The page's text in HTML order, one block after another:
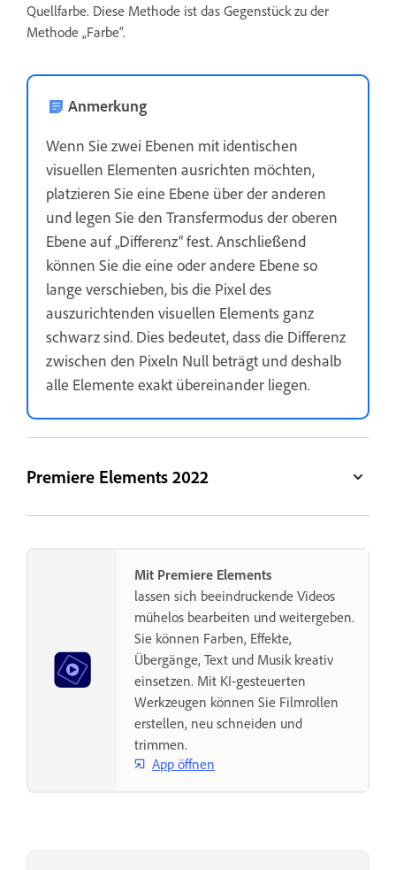
Quellfarbe. Diese Methode ist das Gegenstück zu der
Methode „Farbe“.
Anmerkung
Wenn Sie zwei Ebenen mit identischen
visuellen Elementen ausrichten möchten,
platzieren Sie eine Ebene über der anderen
und legen Sie den Transfermodus der oberen
Ebene auf „Differenz“ fest. Anschließend
können Sie die eine oder andere Ebene so
lange verschieben, bis die Pixel des
auszurichtenden visuellen Elements ganz
schwarz sind. Dies bedeutet, dass die Differenz
zwischen den Pixeln Null beträgt und deshalb
alle Elemente exakt übereinander liegen.
Premiere Elements 2022
Mit Premiere Elements
lassen sich beeindruckende Videos
mühelos bearbeiten und weitergeben.
Sie können Farben, Effekte,
Übergänge, Text und Musik kreativ
einsetzen. Mit KI-gesteuerten
Werkzeugen können Sie Filmrollen
erstellen, neu schneiden und
trimmen.
App öffnen